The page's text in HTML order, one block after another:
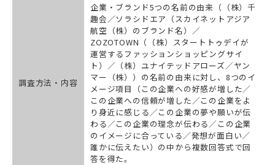
調査方法・内容
企業・ブランド5つの名前の由来（（株）千
趣会／ソラシドエア（スカイネットアジア
航空（株）のブランド名）／
ZOZOTOWN（（株）スタートトゥデイが
運営するファッションショッピングサイ
ト）／（株）ユナイテッドアローズ／ヤン
マー（株））の名前の由来に対し、8つのイ
メージ項目（この企業への好感が増した／
この企業への信頼が増した／この企業をよ
り身近に感じる／この企業の夢や願いが伝
わる／この企業の理念が伝わる／この企業
のイメージに合っている／発想が面白い／
誰かに伝えたい）の中から複数回答式で回
答を得た。